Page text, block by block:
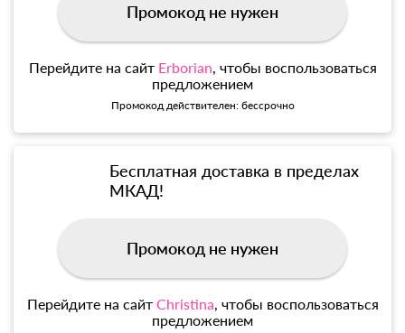
Промокод не нужен
Перейдите на сайт Erborian, чтобы воспользоваться
предложением
Промокод действителен: бессрочно
Бесплатная доставка в пределах
МКАД!
Промокод не нужен
Перейдите на сайт Christina, чтобы воспользоваться
предложением